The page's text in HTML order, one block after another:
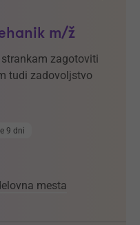
m/ž
zagotoviti
tudi zadovoljstvo
9 dni
mesta